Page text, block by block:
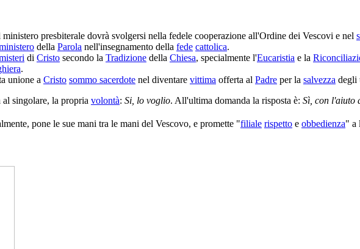
presbiterale dovrà svolgersi nella fedele cooperazione all'Ordine dei Vescovi e nel
della Parola nell'insegnamento della fede cattolica.
di Cristo secondo la Tradizione della Chiesa, specialmente l'Eucaristia e la
.
unione a Cristo sommo sacerdote nel diventare vittima offerta al Padre per la salvezza degli
singolare, la propria volontà: Si, lo voglio. All'ultima domanda la risposta è: Sì, con l'aiuto
pone le sue mani tra le mani del Vescovo, e promette "filiale rispetto e obbedienza" a